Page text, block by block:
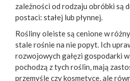
zależności od rodzaju obróbki są
postaci: stałej lub płynnej.
Rośliny oleiste są cenione w
stale rośnie na nie popyt. Ich
rozwojowych gałęzi gospodarki
pochodzą z tych roślin, mają
przemyśle czy kosmetyce, ale